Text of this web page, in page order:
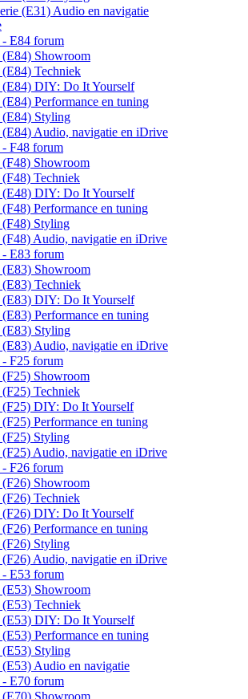
(E31) Audio en navigatie
E84 forum
Showroom
Techniek
DIY: Do It Yourself
Performance en tuning
Styling
Audio, navigatie en iDrive
F48 forum
Showroom
Techniek
DIY: Do It Yourself
Performance en tuning
Styling
Audio, navigatie en iDrive
E83 forum
Showroom
Techniek
DIY: Do It Yourself
Performance en tuning
Styling
Audio, navigatie en iDrive
F25 forum
Showroom
Techniek
DIY: Do It Yourself
Performance en tuning
Styling
Audio, navigatie en iDrive
F26 forum
Showroom
Techniek
DIY: Do It Yourself
Performance en tuning
Styling
Audio, navigatie en iDrive
E53 forum
Showroom
Techniek
DIY: Do It Yourself
Performance en tuning
Styling
Audio en navigatie
E70 forum